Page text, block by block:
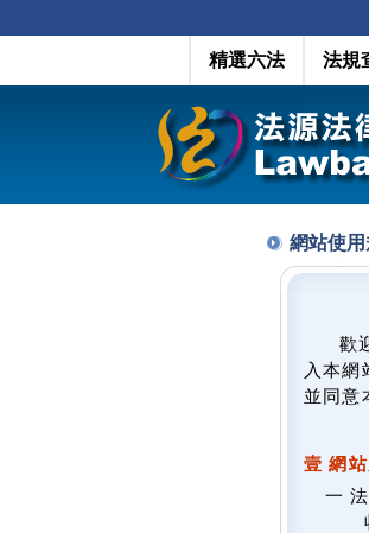
精選六法 法規
網站使
歡
入本
並同意
壹 網
一